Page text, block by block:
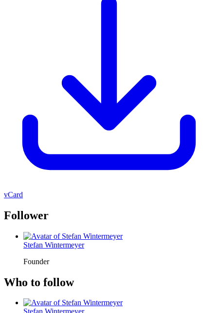
vCard
Follower
Stefan Wintermeyer
Founder
Who to follow